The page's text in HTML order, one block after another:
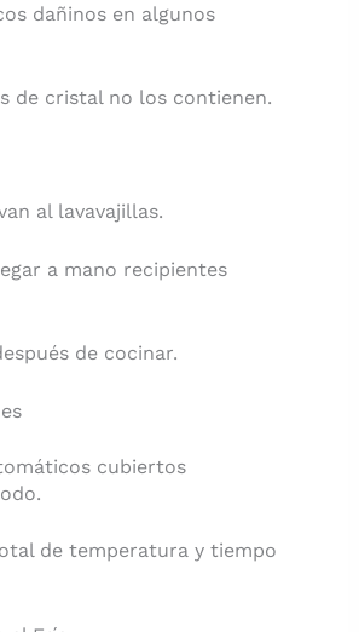
dañinos en algunos
de cristal no los contienen.
al lavavajillas.
a mano recipientes
de cocinar.
cubiertos
de temperatura y tiempo